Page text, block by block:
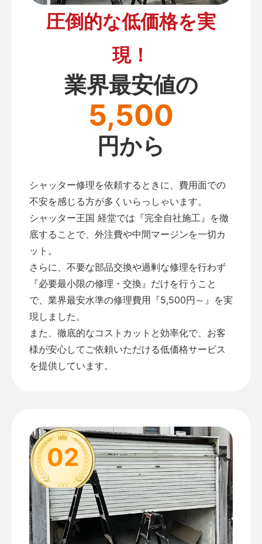
圧倒的な低価格を実
現！
業界最安値の
5,500
円から
シャッター修理を依頼するときに、費用面での
不安を感じる方が多くいらっしゃいます。
シャッター王国 経堂では『完全自社施工』を徹
底することで、外注費や中間マージンを一切カ
ット。
さらに、不要な部品交換や過剰な修理を行わず
『必要最小限の修理・交換』だけを行うこと
で、業界最安水準の修理費用『5,500円～』を実
現しました。
また、徹底的なコストカットと効率化で、お客
様が安心してご依頼いただける低価格サービス
を提供しています。
02